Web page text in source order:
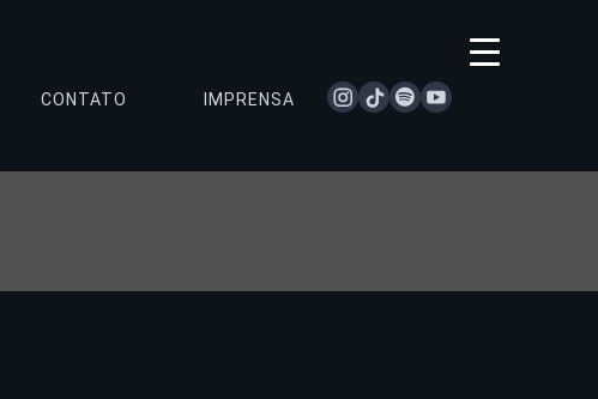
instagram
tiktokspotifyyoutube
CONTATO IMPRENSA